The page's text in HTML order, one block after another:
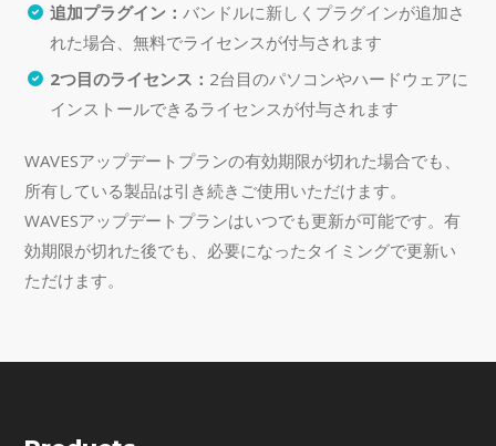
追加プラグイン： バンドルに新しくプラグインが追加さ
れた場合、無料でライセンスが付与されます
2つ目のライセンス： 2台目のパソコンやハードウェアに
インストールできるライセンスが付与されます
WAVESアップデートプランの有効期限が切れた場合でも、
所有している製品は引き続きご使用いただけます。
WAVESアップデートプランはいつでも更新が可能です。有
効期限が切れた後でも、必要になったタイミングで更新い
ただけます。